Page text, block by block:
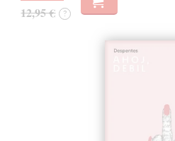
12,95 € ?